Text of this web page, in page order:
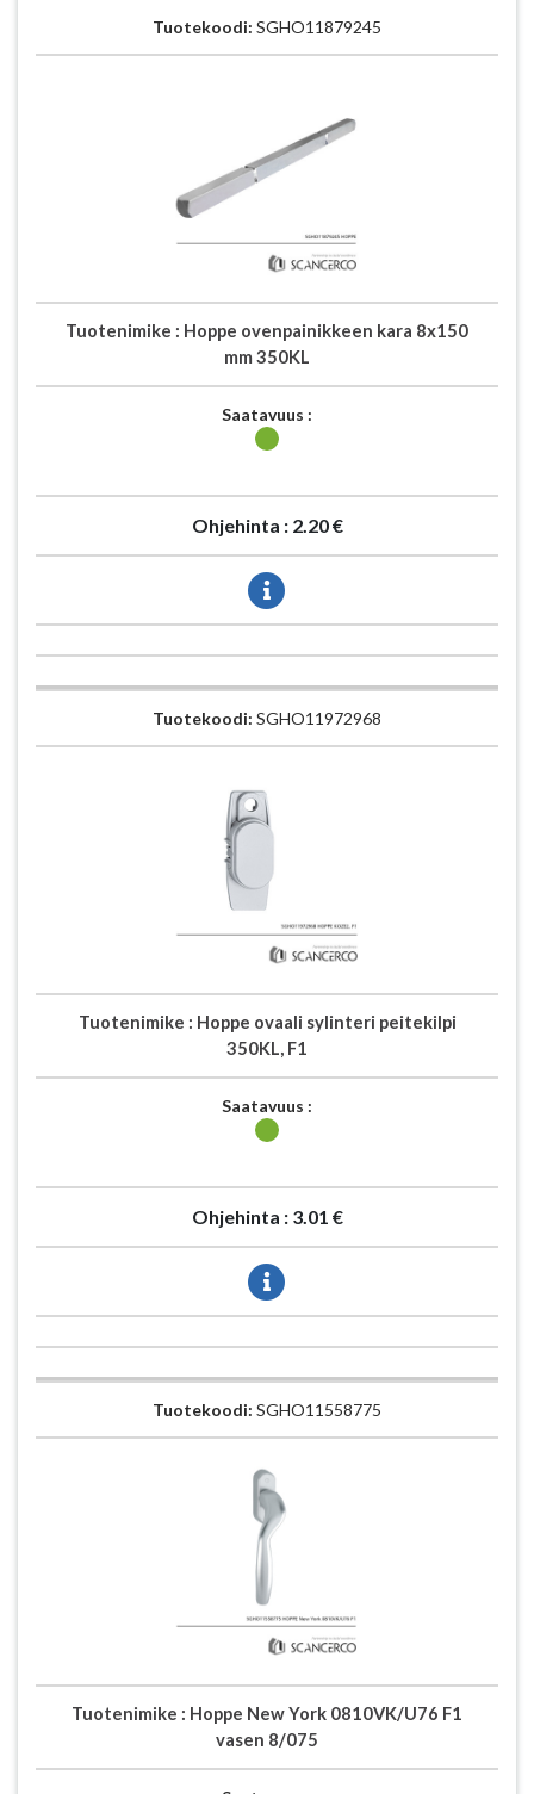
Tuotekoodi: SGHO11879245
Tuotenimike : Hoppe ovenpainikkeen kara 8x150
mm 350KL
Saatavuus :
Ohjehinta : 2.20 €
Tuotekoodi: SGHO11972968
Tuotenimike : Hoppe ovaali sylinteri peitekilpi
350KL, F1
Saatavuus :
Ohjehinta : 3.01 €
Tuotekoodi: SGHO11558775
Tuotenimike : Hoppe New York 0810VK/U76 F1
vasen 8/075